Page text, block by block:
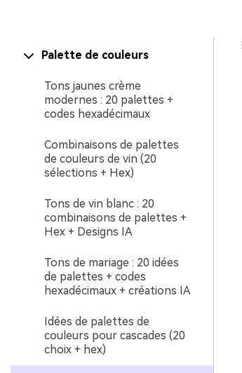
Palette de couleurs
Tons jaunes crème
modernes : 20 palettes +
codes hexadécimaux
Combinaisons de palettes
de couleurs de vin (20
sélections + Hex)
Tons de vin blanc : 20
combinaisons de palettes +
Hex + Designs IA
Tons de mariage : 20 idées
de palettes + codes
hexadécimaux + créations IA
Idées de palettes de
couleurs pour cascades (20
choix + hex)